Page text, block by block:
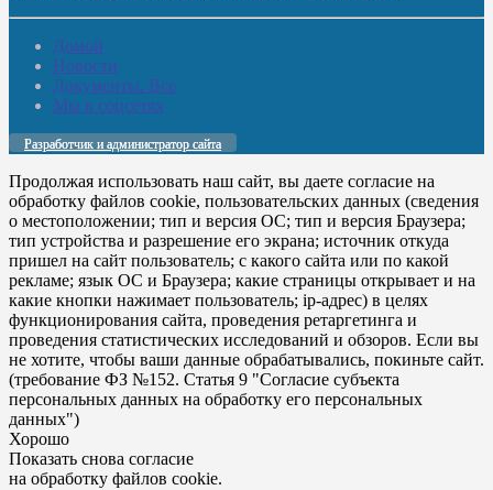
Домой
Новости
Документы. Все
Мы в соцсетях
Разработчик и администратор сайта
Продолжая использовать наш сайт, вы даете согласие на
обработку файлов cookie, пользовательских данных (сведения
о местоположении; тип и версия ОС; тип и версия Браузера;
тип устройства и разрешение его экрана; источник откуда
пришел на сайт пользователь; с какого сайта или по какой
рекламе; язык ОС и Браузера; какие страницы открывает и на
какие кнопки нажимает пользователь; ip-адрес) в целях
функционирования сайта, проведения ретаргетинга и
проведения статистических исследований и обзоров. Если вы
не хотите, чтобы ваши данные обрабатывались, покиньте сайт.
(требование ФЗ №152. Статья 9 "Согласие субъекта
персональных данных на обработку его персональных
данных")
Хорошо
Показать снова согласие
на обработку файлов cookie.